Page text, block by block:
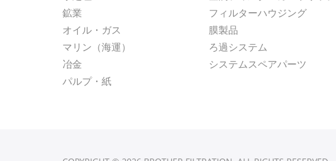
鉱業
オイル・ガス
マリン（海運）
冶金
パルプ・紙
フィルターハウジング
膜製品
ろ過システム
システムスペアパーツ